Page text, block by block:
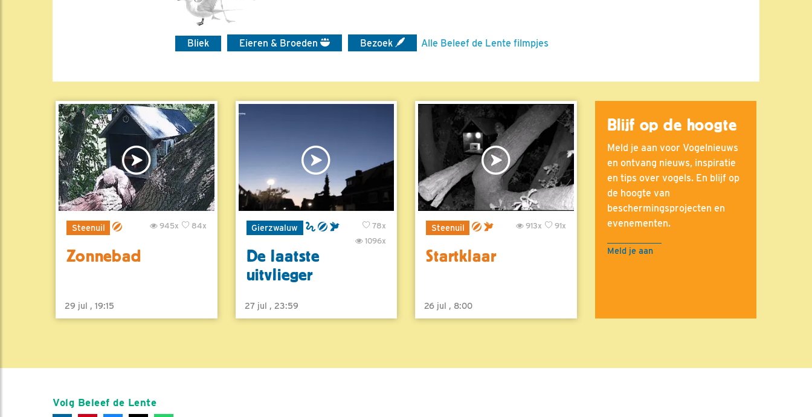
Bliek Eieren & Broeden Bezoek Alle Beleef de Lente filmpjes
Steenuil 84x
945x
Zonnebad
29 jul , 19:15
Gierzwaluw
78x
1096x
De laatste
uitvlieger
27 jul , 23:59
Steenuil 91x
913x
Startklaar
26 jul , 8:00
Blijf op de hoogte
Meld je aan voor Vogelnieuws
en ontvang nieuws, inspiratie
en tips over vogels. En blijf op
de hoogte van
beschermingsprojecten en
evenementen.
Meld je aan
Volg Beleef de Lente